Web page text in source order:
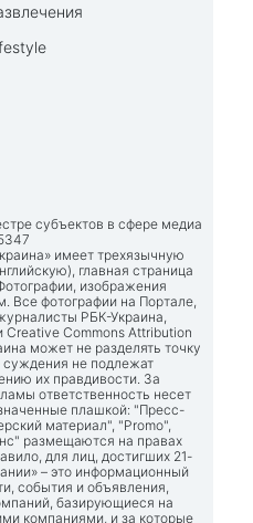
субъектов в сфере медиа
имеет трехязычную
главная страница
изображения
Все фотографии на Портале,
РБК-Украина,
Commons Attribution
может не разделять точку
не подлежат
их правдивости. За
ответственность несет
плашкой: "Пресс-
материал", "Promo",
размещаются на правах
для лиц, достигших 21-
– это информационный
события и объявления,
базирующиеся на
компаниями, и за которые